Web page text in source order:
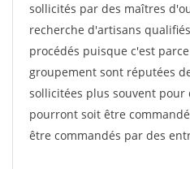
sollicités par des maîtres
recherche d'artisans
procédés puisque c'est
groupement sont réputées
sollicitées plus souvent pour
pourront soit être
être commandés par des